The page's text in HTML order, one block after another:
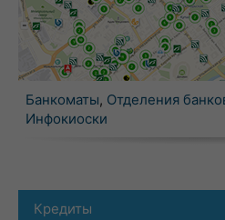
Банкоматы, Отделения
Инфокиоски
Кредиты